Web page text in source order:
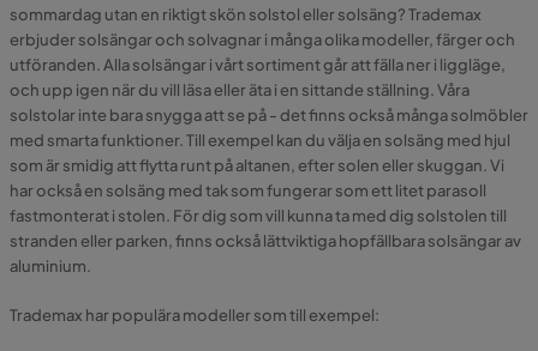
sommardag utan en riktigt skön solstol eller solsäng? Trademax
erbjuder solsängar och solvagnar i många olika modeller, färger och
utföranden. Alla solsängar i vårt sortiment går att fälla ner i liggläge,
och upp igen när du vill läsa eller äta i en sittande ställning. Våra
solstolar inte bara snygga att se på - det finns också många solmöbler
med smarta funktioner. Till exempel kan du välja en solsäng med hjul
som är smidig att flytta runt på altanen, efter solen eller skuggan. Vi
har också en solsäng med tak som fungerar som ett litet parasoll
fastmonterat i stolen. För dig som vill kunna ta med dig solstolen till
stranden eller parken, finns också lättviktiga hopfällbara solsängar av
aluminium.
Trademax har populära modeller som till exempel: